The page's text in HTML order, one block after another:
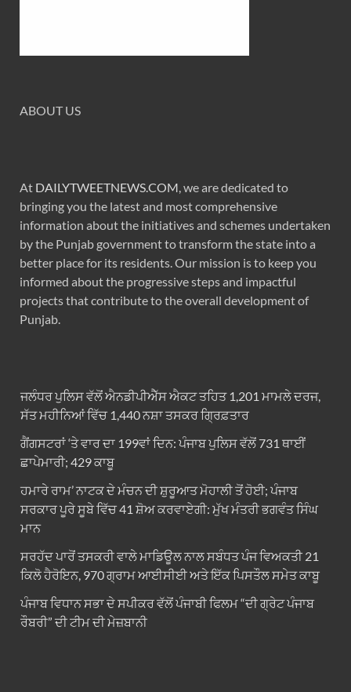
ABOUT US
At DAILYTWEETNEWS.COM , we are dedicated to
bringing you the latest and most comprehensive
information about the initiatives and schemes undertaken
by the Punjab government to transform the state into a
better place for its residents. Our mission is to keep you
informed about the progressive steps and impactful
projects that contribute to the overall development of
Punjab.
ਜਲੰਧਰ ਪੁਲਿਸ ਵੱਲੋਂ ਐਨਡੀਪੀਐੱਸ ਐਕਟ ਤਹਿਤ 1,201 ਮਾਮਲੇ ਦਰਜ,
ਸੱਤ ਮਹੀਨਿਆਂ ਵਿੱਚ 1,440 ਨਸ਼ਾ ਤਸਕਰ ਗ੍ਰਿਫ਼ਤਾਰ
ਗੈਂਗਸਟਰਾਂ ‘ਤੇ ਵਾਰ ਦਾ 199ਵਾਂ ਦਿਨ: ਪੰਜਾਬ ਪੁਲਿਸ ਵੱਲੋਂ 731 ਥਾਈਂ
ਛਾਪੇਮਾਰੀ; 429 ਕਾਬੂ
ਹਮਾਰੇ ਰਾਮ’ ਨਾਟਕ ਦੇ ਮੰਚਨ ਦੀ ਸ਼ੁਰੂਆਤ ਮੋਹਾਲੀ ਤੋਂ ਹੋਈ; ਪੰਜਾਬ
ਸਰਕਾਰ ਪੂਰੇ ਸੂਬੇ ਵਿੱਚ 41 ਸ਼ੋਅ ਕਰਵਾਏਗੀ: ਮੁੱਖ ਮੰਤਰੀ ਭਗਵੰਤ ਸਿੰਘ
ਮਾਨ
ਸਰਹੱਦ ਪਾਰੋਂ ਤਸਕਰੀ ਵਾਲੇ ਮਾਡਿਊਲ ਨਾਲ ਸਬੰਧਤ ਪੰਜ ਵਿਅਕਤੀ 21
ਕਿਲੋ ਹੈਰੋਇਨ, 970 ਗ੍ਰਾਮ ਆਈਸੀਈ ਅਤੇ ਇੱਕ ਪਿਸਤੌਲ ਸਮੇਤ ਕਾਬੂ
ਪੰਜਾਬ ਵਿਧਾਨ ਸਭਾ ਦੇ ਸਪੀਕਰ ਵੱਲੋਂ ਪੰਜਾਬੀ ਫਿਲਮ “ਦੀ ਗ੍ਰੇਟ ਪੰਜਾਬ
ਰੌਬਰੀ” ਦੀ ਟੀਮ ਦੀ ਮੇਜ਼ਬਾਨੀ